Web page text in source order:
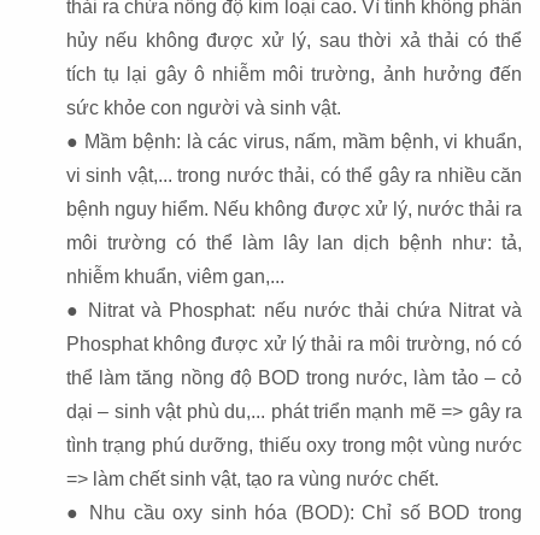
thải ra chứa nồng độ kim loại cao. Vì tính không phân
hủy nếu không được xử lý, sau thời xả thải có thể
tích tụ lại gây ô nhiễm môi trường, ảnh hưởng đến
sức khỏe con người và sinh vật.
● Mầm bệnh: là các virus, nấm, mầm bệnh, vi khuẩn,
vi sinh vật,... trong nước thải, có thể gây ra nhiều căn
bệnh nguy hiểm. Nếu không được xử lý, nước thải ra
môi trường có thể làm lây lan dịch bệnh như: tả,
nhiễm khuẩn, viêm gan,...
● Nitrat và Phosphat: nếu nước thải chứa Nitrat và
Phosphat không được xử lý thải ra môi trường, nó có
thể làm tăng nồng độ BOD trong nước, làm tảo – cỏ
dại – sinh vật phù du,... phát triển mạnh mẽ => gây ra
tình trạng phú dưỡng, thiếu oxy trong một vùng nước
=> làm chết sinh vật, tạo ra vùng nước chết.
● Nhu cầu oxy sinh hóa (BOD): Chỉ số BOD trong